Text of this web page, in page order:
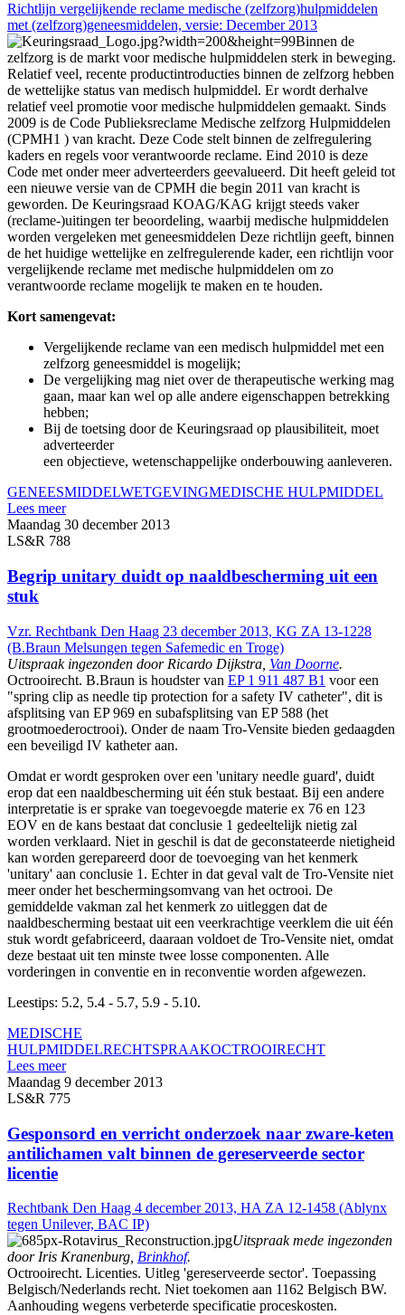
Richtlijn vergelijkende reclame medische (zelfzorg)hulpmiddelen
met (zelfzorg)geneesmiddelen, versie: December 2013
Binnen de
zelfzorg is de markt voor medische hulpmiddelen sterk in beweging.
Relatief veel, recente productintroducties binnen de zelfzorg hebben
de wettelijke status van medisch hulpmiddel. Er wordt derhalve
relatief veel promotie voor medische hulpmiddelen gemaakt. Sinds
2009 is de Code Publieksreclame Medische zelfzorg Hulpmiddelen
(CPMH1 ) van kracht. Deze Code stelt binnen de zelfregulering
kaders en regels voor verantwoorde reclame. Eind 2010 is deze
Code met onder meer adverteerders geevalueerd. Dit heeft geleid tot
een nieuwe versie van de CPMH die begin 2011 van kracht is
geworden. De Keuringsraad KOAG/KAG krijgt steeds vaker
(reclame-)uitingen ter beoordeling, waarbij medische hulpmiddelen
worden vergeleken met geneesmiddelen Deze richtlijn geeft, binnen
de het huidige wettelijke en zelfregulerende kader, een richtlijn voor
vergelijkende reclame met medische hulpmiddelen om zo
verantwoorde reclame mogelijk te maken en te houden.
Kort samengevat:
Vergelijkende reclame van een medisch hulpmiddel met een
zelfzorg geneesmiddel is mogelijk;
De vergelijking mag niet over de therapeutische werking mag
gaan, maar kan wel op alle andere eigenschappen betrekking
hebben;
Bij de toetsing door de Keuringsraad op plausibiliteit, moet
adverteerder
een objectieve, wetenschappelijke onderbouwing aanleveren.
GENEESMIDDELWETGEVINGMEDISCHE HULPMIDDEL
Lees meer
Maandag 30 december 2013
LS&R 788
Begrip unitary duidt op naaldbescherming uit een
stuk
Vzr. Rechtbank Den Haag 23 december 2013, KG ZA 13-1228
(B.Braun Melsungen tegen Safemedic en Troge)
Uitspraak ingezonden door Ricardo Dijkstra, Van Doorne.
Octrooirecht. B.Braun is houdster van EP 1 911 487 B1 voor een
"spring clip as needle tip protection for a safety IV catheter", dit is
afsplitsing van EP 969 en subafsplitsing van EP 588 (het
grootmoederoctrooi). Onder de naam Tro-Vensite bieden gedaagden
een beveiligd IV katheter aan.
Omdat er wordt gesproken over een 'unitary needle guard', duidt
erop dat een naaldbescherming uit één stuk bestaat. Bij een andere
interpretatie is er sprake van toegevoegde materie ex 76 en 123
EOV en de kans bestaat dat conclusie 1 gedeeltelijk nietig zal
worden verklaard. Niet in geschil is dat de geconstateerde nietigheid
kan worden gerepareerd door de toevoeging van het kenmerk
'unitary' aan conclusie 1. Echter in dat geval valt de Tro-Vensite niet
meer onder het beschermingsomvang van het octrooi. De
gemiddelde vakman zal het kenmerk zo uitleggen dat de
naaldbescherming bestaat uit een veerkrachtige veerklem die uit één
stuk wordt gefabriceerd, daaraan voldoet de Tro-Vensite niet, omdat
deze bestaat uit ten minste twee losse componenten. Alle
vorderingen in conventie en in reconventie worden afgewezen.
Leestips: 5.2, 5.4 - 5.7, 5.9 - 5.10.
MEDISCHE
HULPMIDDELRECHTSPRAAKOCTROOIRECHT
Lees meer
Maandag 9 december 2013
LS&R 775
Gesponsord en verricht onderzoek naar zware-keten
antilichamen valt binnen de gereserveerde sector
licentie
Rechtbank Den Haag 4 december 2013, HA ZA 12-1458 (Ablynx
tegen Unilever, BAC IP)
Uitspraak mede ingezonden
door Iris Kranenburg, Brinkhof.
Octrooirecht. Licenties. Uitleg 'gereserveerde sector'. Toepassing
Belgisch/Nederlands recht. Niet toekomen aan 1162 Belgisch BW.
Aanhouding wegens verbeterde specificatie proceskosten.